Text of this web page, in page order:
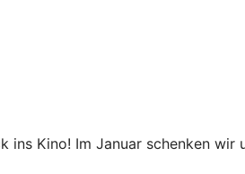
Kino! Im Januar schenken wir